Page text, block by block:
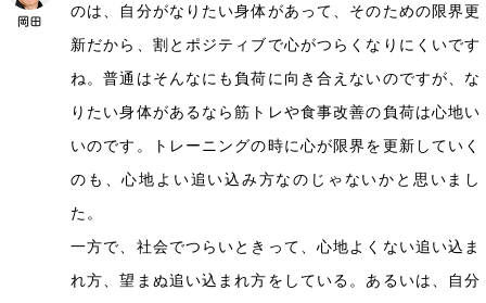
のは、自分がなりたい身体があって、そのための限界更
新だから、割とポジティブで心がつらくなりにくいです
ね。普通はそんなにも負荷に向き合えないのですが、な
りたい身体があるなら筋トレや食事改善の負荷は心地い
いのです。トレーニングの時に心が限界を更新していく
のも、心地よい追い込み方なのじゃないかと思いまし
た。
一方で、社会でつらいときって、心地よくない追い込ま
れ方、望まぬ追い込まれ方をしている。あるいは、自分